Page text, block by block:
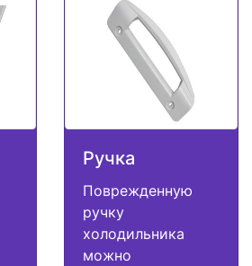
Ручка
Поврежденную
ручку
холодильника
можно